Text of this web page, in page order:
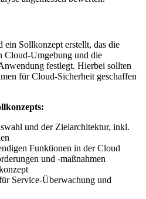
Sollkonzept erstellt, das die
Cloud-Umgebung und die
festlegt. Hierbei sollten
für Cloud-Sicherheit geschaffen
und der Zielarchitektur, inkl.
Funktionen in der Cloud
und -maßnahmen
Service-Überwachung und